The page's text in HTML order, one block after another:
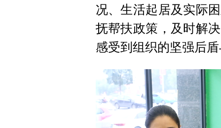
况、生活起居及实际
抚帮扶政策，及时解
感受到组织的坚强后